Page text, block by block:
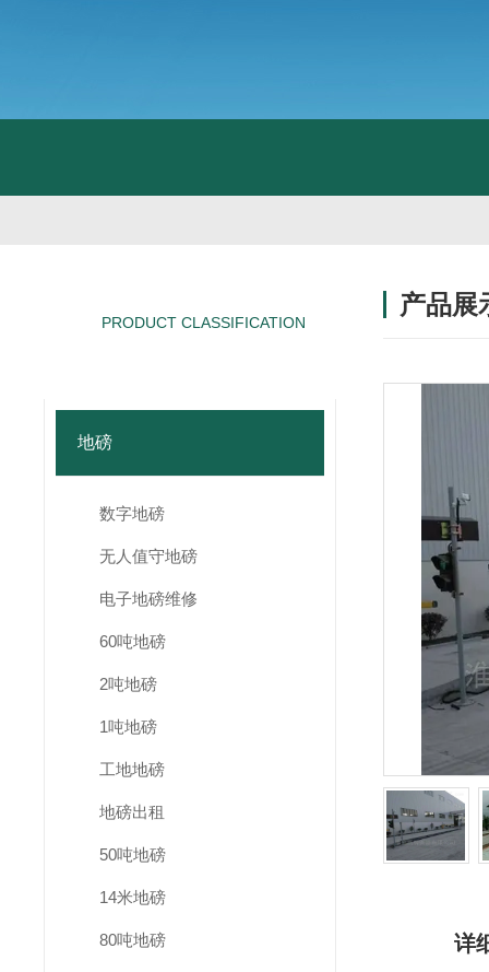
PRODUCT CLASSIFICATION
地磅
数字地磅
无人值守地磅
电子地磅维修
60吨地磅
2吨地磅
1吨地磅
工地地磅
地磅出租
50吨地磅
14米地磅
80吨地磅
产品展
详